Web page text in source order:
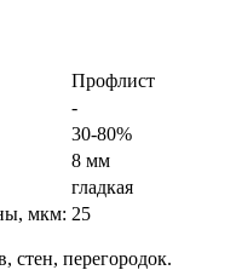
Профлист
-
30-80%
8 мм
гладкая
мкм: 25
стен, перегородок.